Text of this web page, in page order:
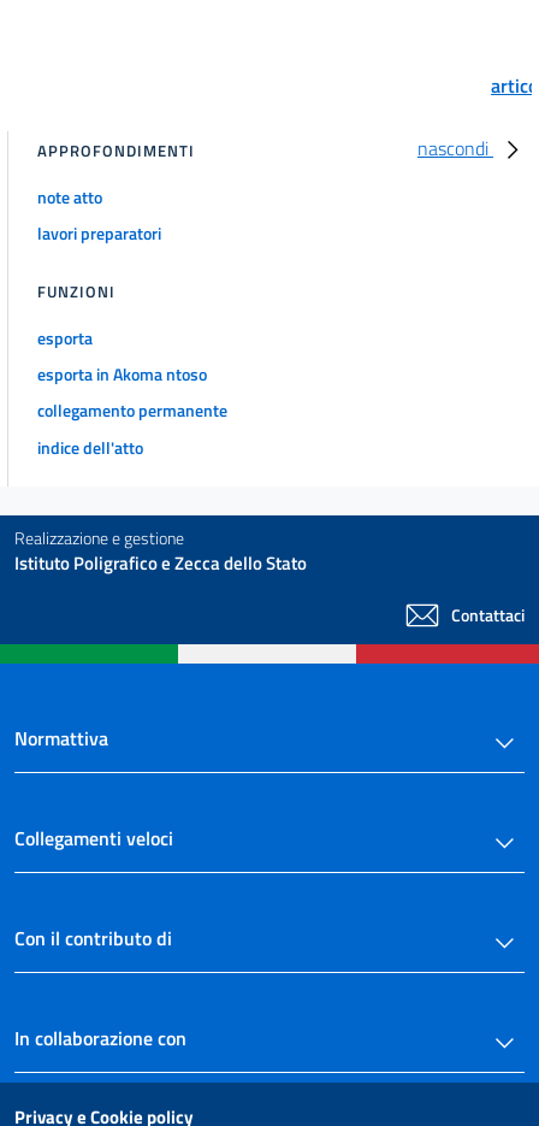
nascondi
APPROFONDIMENTI
note atto
lavori preparatori
FUNZIONI
esporta
esporta in Akoma ntoso
collegamento permanente
indice dell'atto
Realizzazione e gestione
Istituto Poligrafico e Zecca dello Stato
Contattaci
Normattiva
Collegamenti veloci
Con il contributo di
In collaborazione con
Privacy e Cookie policy